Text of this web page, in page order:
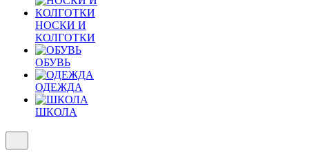
НОСКИ И
КОЛГОТКИ
ОБУВЬ
ОДЕЖДА
ШКОЛА